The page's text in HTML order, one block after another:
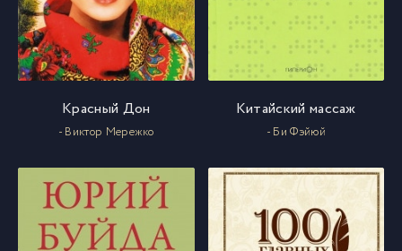
Красный Дон
- Виктор Мережко
Китайский массаж
- Би Фэйюй